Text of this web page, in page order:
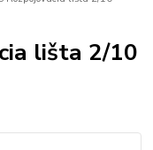
lišta 2/10